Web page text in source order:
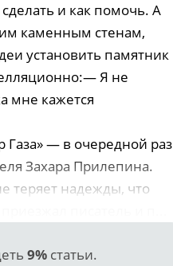
и как помочь. А
каменным стенам,
установить памятник
Я не
мне кажется
— в очередной раз
Захара Прилепина.
теряет надежды, что
9%статьи.